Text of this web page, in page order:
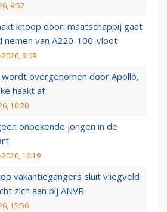
9:52
knoop door: maatschappij gaat
nemen van A220-100-vloot
2026, 9:09
wordt overgenomen door Apollo,
haakt af
16:20
onbekende jongen in de
2026, 16:19
vakantiegangers sluit vliegveld
zich aan bij ANVR
15:56